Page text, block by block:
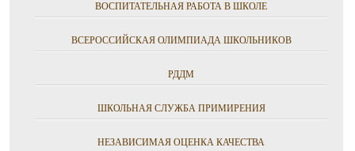
ВОСПИТАТЕЛЬНАЯ РАБОТА В ШКОЛЕ
ВСЕРОССИЙСКАЯ ОЛИМПИАДА ШКОЛЬНИКОВ
РДДМ
ШКОЛЬНАЯ СЛУЖБА ПРИМИРЕНИЯ
НЕЗАВИСИМАЯ ОЦЕНКА КАЧЕСТВА